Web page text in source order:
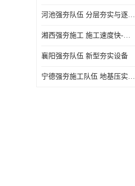
河池强夯队伍 分层夯实与逐层检测技术
湘西强夯施工 施工速度快-施耐用性强
襄阳强夯队伍 新型夯实设备
宁德强夯施工队伍 地基压实度检测方法与标准